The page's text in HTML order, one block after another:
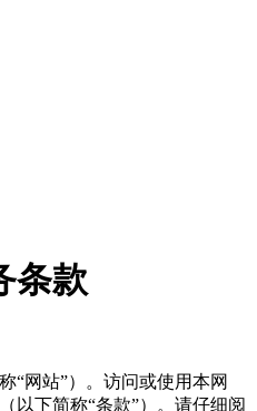
条款
“网站”）。访问或使用本网
以下简称“条款”）。请仔细阅